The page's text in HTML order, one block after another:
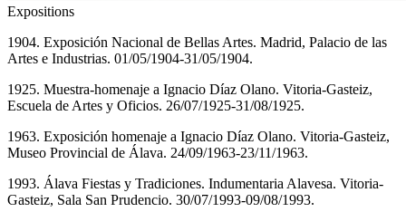
Expositions
1904. Exposición Nacional de Bellas Artes. Madrid, Palacio de las
Artes e Industrias. 01/05/1904-31/05/1904.
1925. Muestra-homenaje a Ignacio Díaz Olano. Vitoria-Gasteiz,
Escuela de Artes y Oficios. 26/07/1925-31/08/1925.
1963. Exposición homenaje a Ignacio Díaz Olano. Vitoria-Gasteiz,
Museo Provincial de Álava. 24/09/1963-23/11/1963.
1993. Álava Fiestas y Tradiciones. Indumentaria Alavesa. Vitoria-
Gasteiz, Sala San Prudencio. 30/07/1993-09/08/1993.